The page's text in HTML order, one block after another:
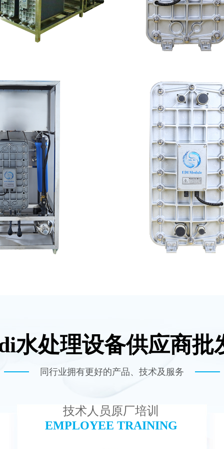
设备维修
查看详情
MK-TC100 EDI超纯
查看详情
TC50 EDI设备
查看详情
EDI超纯水处理
查看详情
水处理设备供应商批
同行业拥有更好的产品、技术及服务
技术人员原厂培训
EMPLOYEE TRAINING